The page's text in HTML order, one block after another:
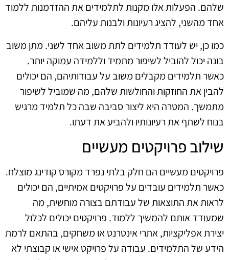
שלהם. הפעלות אלו מקנות לתלמידים את ההזדמנות ללמוד
אחד מהשני, להציג רעיונות ולבנות עליהם.
כמו כן, יש לעודד תלמידים לתת משוב אחד לשני. מתן משוב
בונה יכול להוביל לשיפור מתמיד וללמידה עמוקה יותר.
כאשר תלמידים מקבלים משוב על עבודותיהם, הם יכולים
להבין את החוזקות והחולשות שלהם, מה שמוביל לשיפור
מתמשך. המטרה היא ליצור סביבה שבה כל תלמיד מרגיש
בנוח לשתף את רעיונותיו ולהביע את דעתו.
שילוב פרויקטים מעשיים
פרויקטים מעשיים הם חלק בלתי נפרד מקורס קודינג מוצלח.
כאשר תלמידים עובדים על פרויקטים אמיתיים, הם יכולים
לראות את התוצאות של עבודתם בצורה מוחשית, מה
שמעודד אותם להמשיך ללמוד. פרויקטים יכולים לכלול
יצירת אפליקציות, אתרי אינטרנט או משחקים, בהתאם לרמת
הידע של התלמידים. עבודה על פרויקט אישי או קבוצתי לא